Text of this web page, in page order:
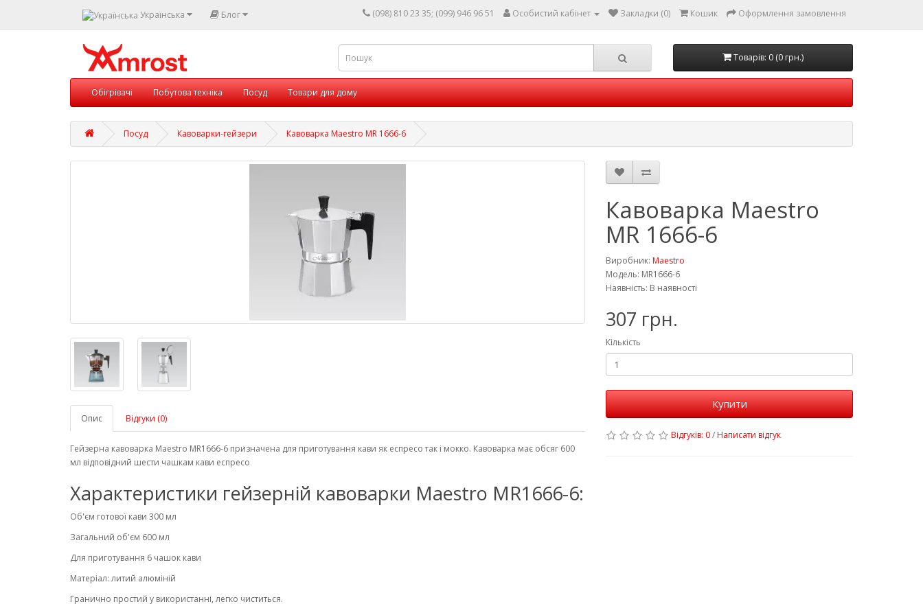
Українська Блог (098) 810 23 35; (099) 946 96 51 Особистий кабінет Закладки (0) Кошик Оформлення замовлення
Товарів: 0 (0 грн.)
Обігрівачі Побутова техніка Посуд Товари для дому
Посуд Кавоварки-гейзери Кавоварка Maestro MR 1666-6
Опис Відгуки (0)
Гейзерна кавоварка Maestro MR1666-6 призначена для приготування кави як еспресо так і мокко. Кавоварка має обсяг 600
мл відповідний шести чашкам кави еспресо
Характеристики гейзерній кавоварки Maestro MR1666-6:
Об'єм готової кави 300 мл
Загальний об'єм 600 мл
Для приготування 6 чашок кави
Матеріал: литий алюміній
Гранично простий у використанні, легко чиститься.
Кавоварка Maestro
MR 1666-6
Виробник: Maestro
Модель: MR1666-6
Наявність: В наявності
307 грн.
Кількість
Купити
Відгуків: 0/Написати відгук